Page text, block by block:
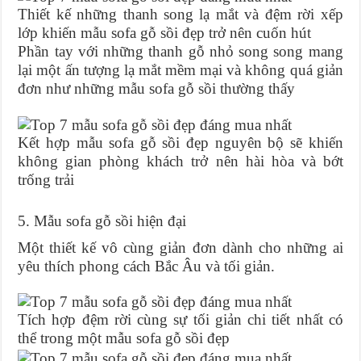
Thiết kế những thanh song lạ mắt và đệm rời xếp
lớp khiến mẫu sofa gỗ sồi đẹp trở nên cuốn hút
Phần tay với những thanh gỗ nhỏ song song mang
lại một ấn tượng lạ mắt mềm mại và không quá giản
đơn như những mẫu sofa gỗ sồi thường thấy
Kết hợp mẫu sofa gỗ sồi đẹp nguyên bộ sẽ khiến
không gian phòng khách trở nên hài hòa và bớt
trống trải
5. Mẫu sofa gỗ sồi hiện đại
Một thiết kế vô cùng giản đơn dành cho những ai
yêu thích phong cách Bắc Âu và tối giản.
Tích hợp đệm rời cùng sự tối giản chi tiết nhất có
thể trong một mẫu sofa gỗ sồi đẹp